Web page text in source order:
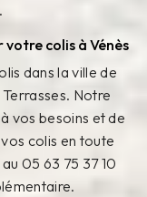
colis à Vénès
dans la ville de
Notre
vos besoins et de
colis en toute
05 63 75 37 10